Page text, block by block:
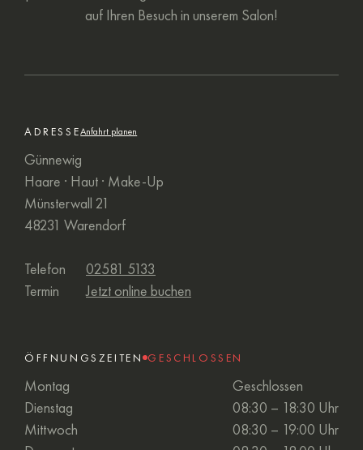
auf Ihren Besuch in unserem Salon!
ADRESSEAnfahrt planen
Günnewig
Haare · Haut · Make-Up
Münsterwall 21
48231 Warendorf
Telefon
02581 5133
Termin
Jetzt online buchen
ÖFFNUNGSZEITEN GESCHLOSSEN
Montag
Geschlossen
Dienstag
08:30 – 18:30 Uhr
Mittwoch
08:30 – 19:00 Uhr